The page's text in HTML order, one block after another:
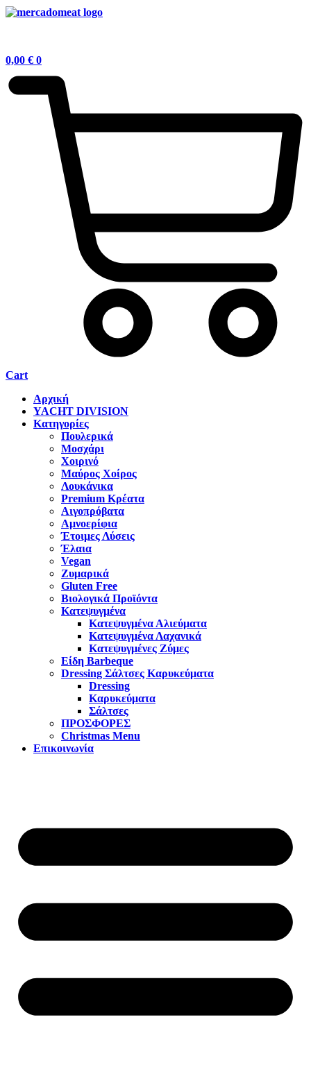
0,00 € 0
Cart
Αρχική
YACHT DIVISION
Κατηγορίες
Πουλερικά
Μοσχάρι
Χοιρινό
Μαύρος Χοίρος
Λουκάνικα
Premium Κρέατα
Αιγοπρόβατα
Αμνοερίφια
Έτοιμες Λύσεις
Έλαια
Vegan
Ζυμαρικά
Gluten Free
Βιολογικά Προϊόντα
Κατεψυγμένα
Κατεψυγμένα Αλιεύματα
Κατεψυγμένα Λαχανικά
Κατεψυγμένες Ζύμες
Είδη Barbeque
Dressing Σάλτσες Καρυκεύματα
Dressing
Καρυκεύματα
Σάλτσες
ΠΡΟΣΦΟΡΕΣ
Christmas Menu
Επικοινωνία